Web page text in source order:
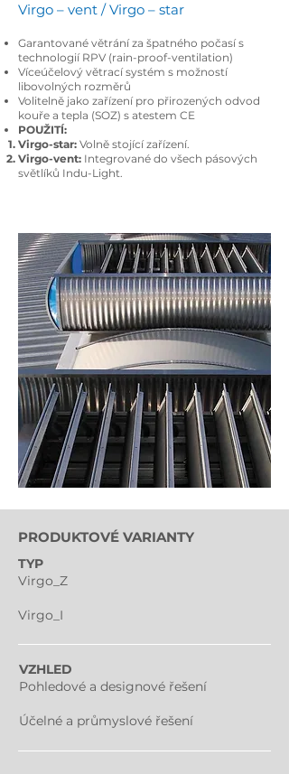
Virgo – vent / Virgo – star
Garantované větrání za špatného počasí s
technologií RPV (rain-proof-ventilation)
Víceúčelový větrací systém s možností
libovolných rozměrů
Volitelně jako zařízení pro přirozených odvod
kouře a tepla (SOZ) s atestem CE
POUŽITÍ:
Virgo-star: Volně stojící zařízení.
Virgo-vent: Integrované do všech pásových
světlíků Indu-Light.
PRODUKTOVÉ VARIANTY
TYP
Virgo_Z
Virgo_I
VZHLED
Pohledové a designové řešení
Účelné a průmyslové řešení